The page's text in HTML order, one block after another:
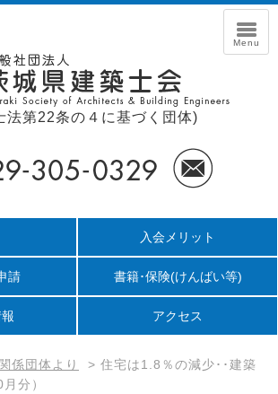
法第22条の４に基づく団体)
入会メリット
請 書籍･保険(けんばい等)
アクセス
係団体より > 住宅は1.8％の減少･･建築
分）